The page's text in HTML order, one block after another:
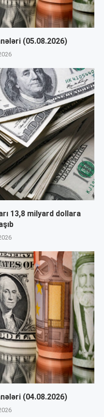
(05.08.2026)
13,8 milyard dollara
(04.08.2026)